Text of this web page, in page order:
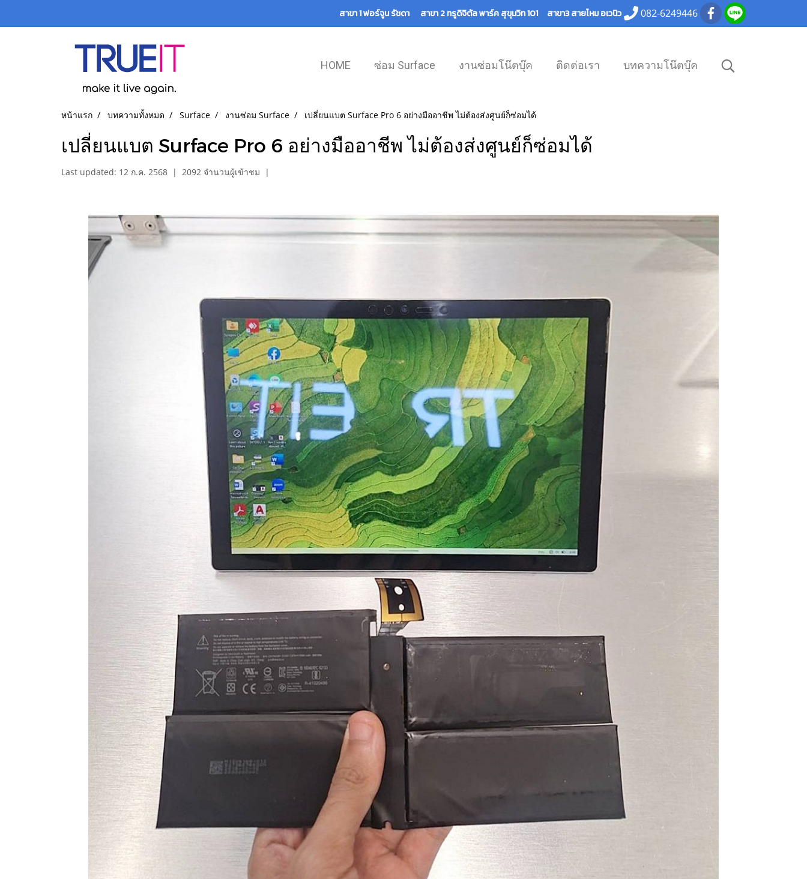
สาขา 1 ฟอร์จูน รัชดา สาขา 2 ทรูดิจิตัล พาร์ค สุขุมวิท 101 สาขา3 สายไหม อเวนิว 082-6249446
HOME ซ่อม Surface งานซ่อมโน๊ตบุ๊ค ติดต่อเรา บทความโน๊ตบุ๊ค
หน้าแรก บทความทั้งหมด Surface งานซ่อม Surface เปลี่ยนแบต Surface Pro 6 อย่างมืออาชีพ ไม่ต้องส่งศูนย์ก็ซ่อมได้
เปลี่ยนแบต Surface Pro 6 อย่างมืออาชีพ ไม่ต้องส่งศูนย์ก็ซ่อมได้
Last updated: 12 ก.ค. 2568 | 2092 จำนวนผู้เข้าชม |